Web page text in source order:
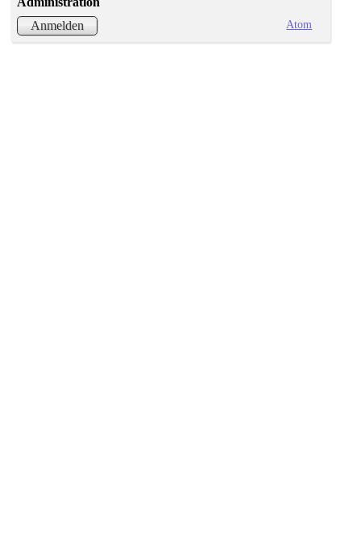
Anmelden
Atom